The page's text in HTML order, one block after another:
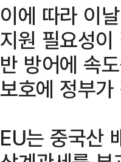
이에 따라 이
지원 필요성
반 방어에 속
보호에 정부
EU는 중국산